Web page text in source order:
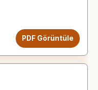
PDF Görüntüle